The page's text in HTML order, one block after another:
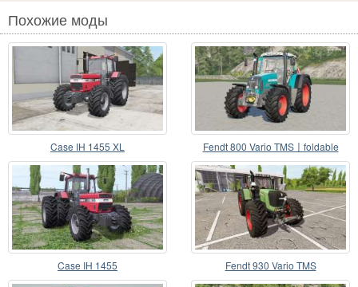
Похожие моды
Case IH 1455 XL
Fendt 800 Vario TMS〡foldable
beacons
Case IH 1455 Fendt 930 Vario TMS